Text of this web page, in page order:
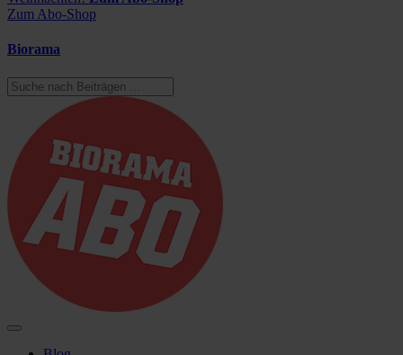
Zum Abo-Shop
Biorama